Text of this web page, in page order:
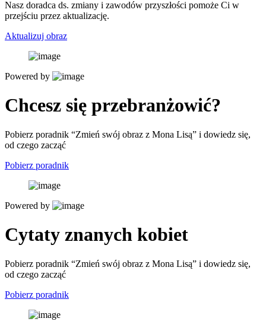
Nasz doradca ds. zmiany i zawodów przyszłości pomoże Ci w
przejściu przez aktualizację.
Aktualizuj obraz
Powered by
Chcesz się przebranżowić?
Pobierz poradnik “Zmień swój obraz z Mona Lisą” i dowiedz się,
od czego zacząć
Pobierz poradnik
Powered by
Cytaty znanych kobiet
Pobierz poradnik “Zmień swój obraz z Mona Lisą” i dowiedz się,
od czego zacząć
Pobierz poradnik